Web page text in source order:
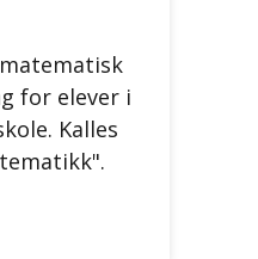
for elever i
Kalles